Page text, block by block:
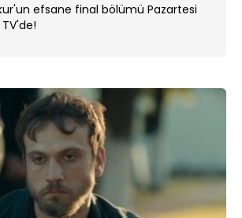
efsane final bölümü Pazartesi